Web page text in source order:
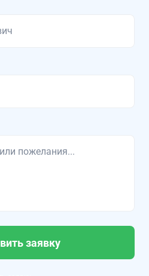
заявку